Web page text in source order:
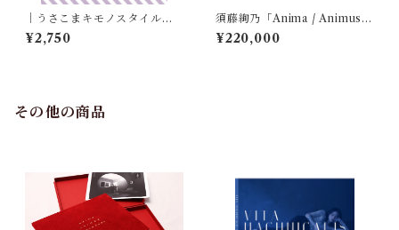
｜うさこまキモノスタイルブ
ック｜薄荷 The Peppermint
magazine 別冊｜
¥2,750
須藤絢乃「Anima / Animus」
スペシャルボックス(限定10部)
¥220,000
その他の商品